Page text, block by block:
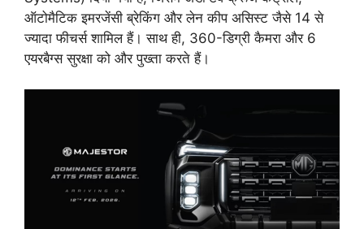
ऑटोमैटिक इमरजेंसी ब्रेकिंग और लेन कीप असिस्ट जैसे 14 से
ज्यादा फीचर्स शामिल हैं। साथ ही, 360-डिग्री कैमरा और 6
एयरबैग्स सुरक्षा को और पुख्ता करते हैं।